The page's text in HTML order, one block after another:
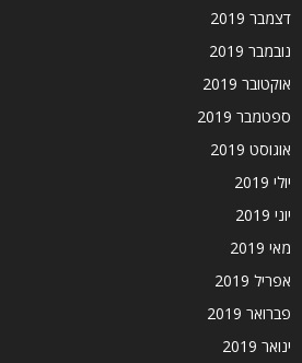
דצמבר 2019
נובמבר 2019
אוקטובר 2019
ספטמבר 2019
אוגוסט 2019
יולי 2019
יוני 2019
מאי 2019
אפריל 2019
פברואר 2019
ינואר 2019